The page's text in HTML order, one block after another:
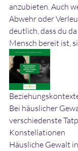
anzubieten. Auch
Abwehr oder
deutlich, dass du
Mensch bereit ist,
Bei häuslicher
verschiedenste
Konstellationen
Häusliche Gewalt